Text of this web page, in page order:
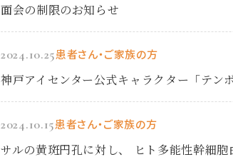
面会の制限のお知らせ
2024.10.25患者さん・ご家族の方
神戸アイセンター公式キャラクター「テ
2024.10.15患者さん・ご家族の方
サルの黄斑円孔に対し、 ヒト多能性幹細